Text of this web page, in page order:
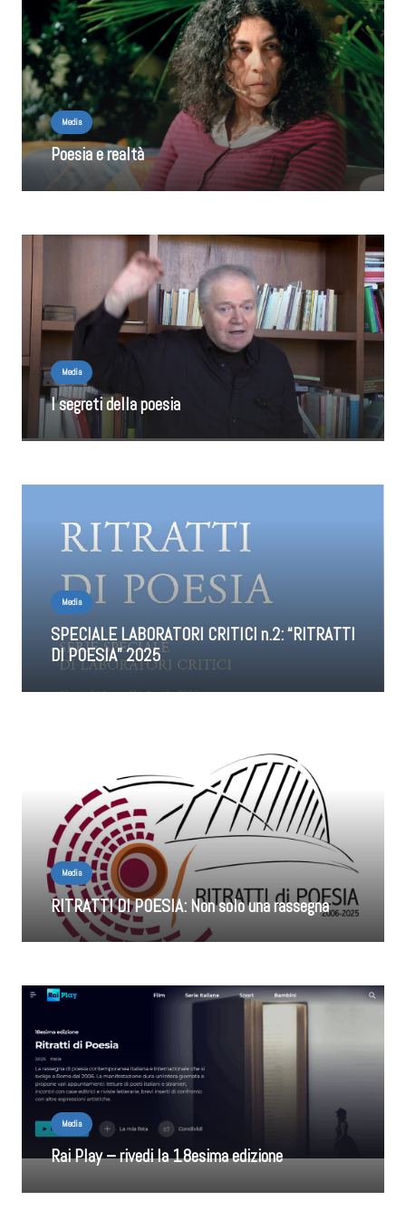
Media
Poesia e realtà
Media
I segreti della poesia
Media
SPECIALE LABORATORI CRITICI n.2: “RITRATTI
DI POESIA” 2025
Media
RITRATTI DI POESIA: Non solo una rassegna
Media
Rai Play – rivedi la 18esima edizione